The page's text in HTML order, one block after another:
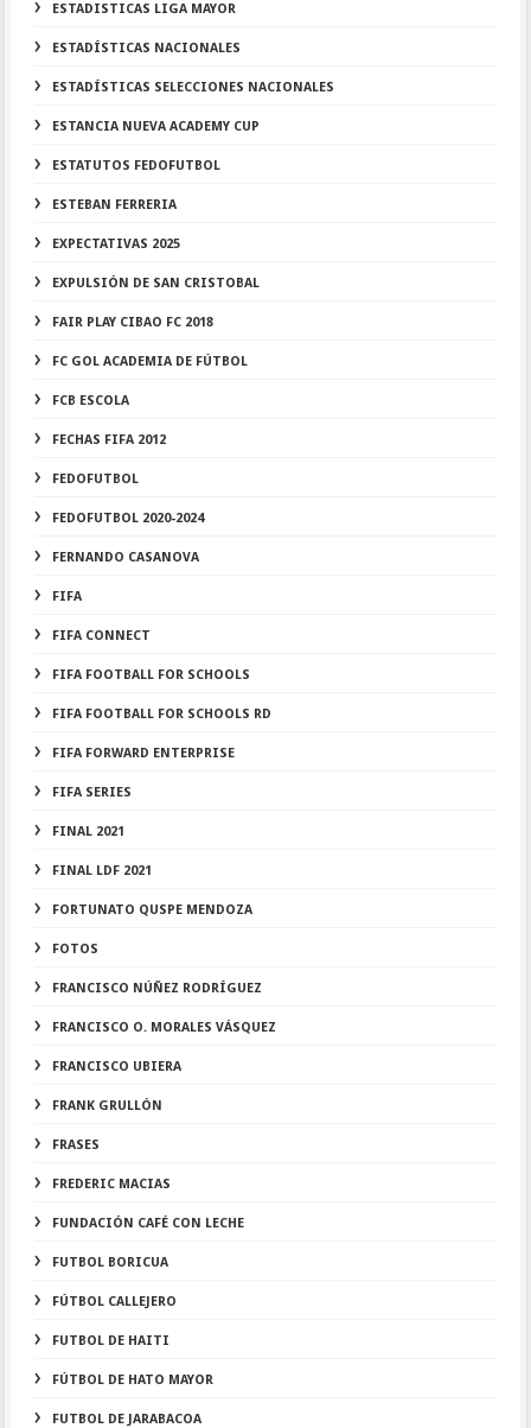
ESTADISTICAS LIGA MAYOR
ESTADÍSTICAS NACIONALES
ESTADÍSTICAS SELECCIONES NACIONALES
ESTANCIA NUEVA ACADEMY CUP
ESTATUTOS FEDOFUTBOL
ESTEBAN FERRERIA
EXPECTATIVAS 2025
EXPULSIÓN DE SAN CRISTOBAL
FAIR PLAY CIBAO FC 2018
FC GOL ACADEMIA DE FÚTBOL
FCB ESCOLA
FECHAS FIFA 2012
FEDOFUTBOL
FEDOFUTBOL 2020-2024
FERNANDO CASANOVA
FIFA
FIFA CONNECT
FIFA FOOTBALL FOR SCHOOLS
FIFA FOOTBALL FOR SCHOOLS RD
FIFA FORWARD ENTERPRISE
FIFA SERIES
FINAL 2021
FINAL LDF 2021
FORTUNATO QUSPE MENDOZA
FOTOS
FRANCISCO NÚÑEZ RODRÍGUEZ
FRANCISCO O. MORALES VÁSQUEZ
FRANCISCO UBIERA
FRANK GRULLÓN
FRASES
FREDERIC MACIAS
FUNDACIÓN CAFÉ CON LECHE
FUTBOL BORICUA
FÚTBOL CALLEJERO
FUTBOL DE HAITI
FÚTBOL DE HATO MAYOR
FUTBOL DE JARABACOA